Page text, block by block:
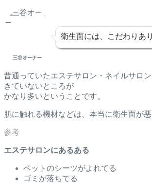
三谷オーナー
衛生面には、こだわりあ
昔通っていたエステサロン・ネイルサロ
きていないところが
かなり多いということです。
肌に触れる機材などは、本当に衛生面が
エステサロンにあるある
ベットのシーツがよれてる
ゴミが落ちてる